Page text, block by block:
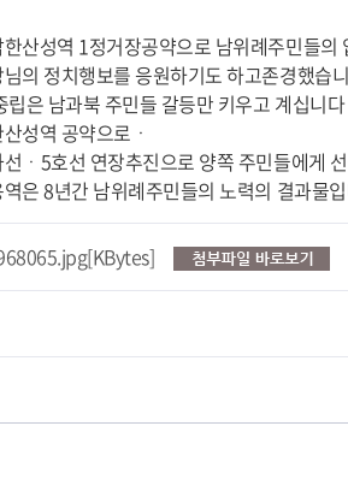
산성역 1정거장공약으로 남위례주민들의
의 정치행보를 응원하기도 하고존경했습
립은 남과북 주민들 갈등만 키우고 계십니다
성역 공약으로ㆍ
ㆍ5호선 연장추진으로 양쪽 주민들에게
은 8년간 남위례주민들의 노력의 결과물입